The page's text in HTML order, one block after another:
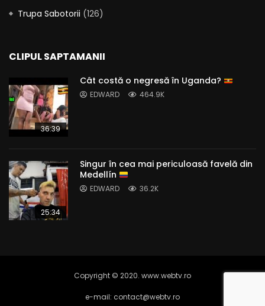
Trupa Sabotorii (126)
CLIPUL SAPTAMANII
36:39
Cât costă o negresă în Uganda?
EDWARD 464.9K
25:34
Singur în cea mai periculoasă favelă din
Medellín
EDWARD 36.2K
Copyright © 2020. www.webtv.ro
e-mail: contact@webtv.ro